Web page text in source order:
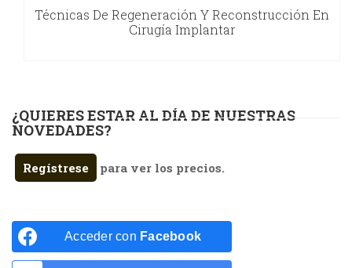
Técnicas De Regeneración Y Reconstrucción En
Cirugía Implantar
¿QUIERES ESTAR AL DÍA DE NUESTRAS
NOVEDADES?
Regístrese para ver los precios.
Acceder con Facebook